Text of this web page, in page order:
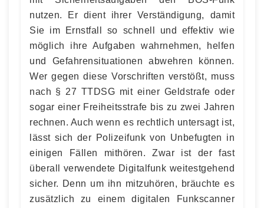
nutzen. Er dient ihrer Verständigung, damit
Sie im Ernstfall so schnell und effektiv wie
möglich ihre Aufgaben wahrnehmen, helfen
und Gefahrensituationen abwehren können.
Wer gegen diese Vorschriften verstößt, muss
nach § 27 TTDSG mit einer Geldstrafe oder
sogar einer Freiheitsstrafe bis zu zwei Jahren
rechnen. Auch wenn es rechtlich untersagt ist,
lässt sich der Polizeifunk von Unbefugten in
einigen Fällen mithören. Zwar ist der fast
überall verwendete Digitalfunk weitestgehend
sicher. Denn um ihn mitzuhören, bräuchte es
zusätzlich zu einem digitalen Funkscanner